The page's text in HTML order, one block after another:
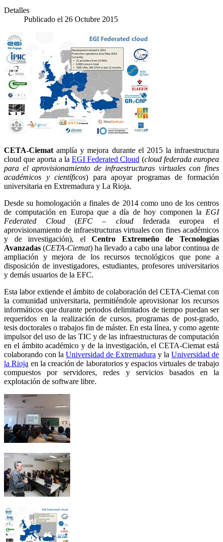
Detalles
Publicado el 26 Octubre 2015
CETA-Ciemat amplía y mejora durante el 2015 la infraestructura
cloud que aporta a la EGI Federated Cloud (cloud federada europea
para el aprovisionamiento de infraestructuras virtuales con fines
académicos y científicos) para apoyar programas de formación
universitaria en Extremadura y La Rioja.
Desde su homologación a finales de 2014 como uno de los centros
de computación en Europa que a día de hoy componen la EGI
Federated Cloud (EFC – cloudfederada europea el
aprovisionamiento de infraestructuras virtuales con fines académicos
y de investigación), elCentro Extremeño de Tecnologías
Avanzadas (CETA-Ciemat) ha llevado a cabo una labor continua de
ampliación y mejora de los recursos tecnológicos que pone a
disposición de investigadores, estudiantes, profesores universitarios
y demás usuarios de la EFC.
Esta labor extiende el ámbito de colaboración del CETA-Ciemat con
la comunidad universitaria, permitiéndole aprovisionar los recursos
informáticos que durante periodos delimitados de tiempo puedan ser
requeridos en la realización de cursos, programas de post-grado,
tesis doctorales o trabajos fin de máster. En esta línea, y como agente
impulsor del uso de las TIC y de las infraestructuras de computación
en el ámbito académico y de la investigación, el CETA-Ciemat está
colaborando con la Universidad de Extremadura y la Universidad de
la Rioja en la creación de laboratorios y espacios virtuales de trabajo
compuestos por servidores, redes y servicios basados en la
explotación de software libre.